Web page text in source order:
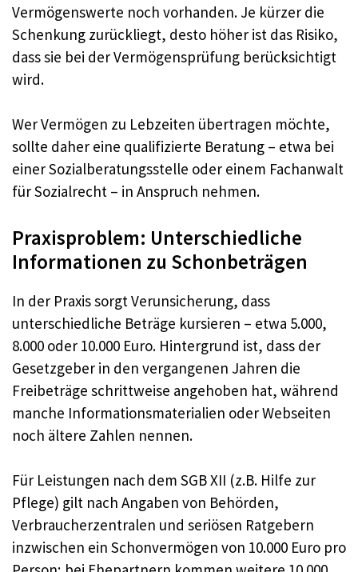
Vermögenswerte noch vorhanden. Je kürzer die
Schenkung zurückliegt, desto höher ist das Risiko,
dass sie bei der Vermögensprüfung berücksichtigt
wird.
Wer Vermögen zu Lebzeiten übertragen möchte,
sollte daher eine qualifizierte Beratung – etwa bei
einer Sozialberatungsstelle oder einem Fachanwalt
für Sozialrecht – in Anspruch nehmen.
Praxisproblem: Unterschiedliche
Informationen zu Schonbeträgen
In der Praxis sorgt Verunsicherung, dass
unterschiedliche Beträge kursieren – etwa 5.000,
8.000 oder 10.000 Euro. Hintergrund ist, dass der
Gesetzgeber in den vergangenen Jahren die
Freibeträge schrittweise angehoben hat, während
manche Informationsmaterialien oder Webseiten
noch ältere Zahlen nennen.
Für Leistungen nach dem SGB XII (z.B. Hilfe zur
Pflege) gilt nach Angaben von Behörden,
Verbraucherzentralen und seriösen Ratgebern
inzwischen ein Schonvermögen von 10.000 Euro pro